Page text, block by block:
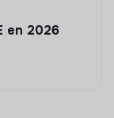
en 2026